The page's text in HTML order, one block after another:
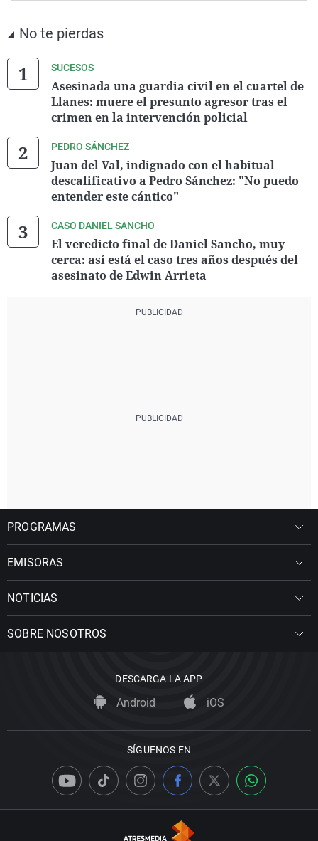
No te pierdas
SUCESOS
Asesinada una guardia civil en el cuartel de
Llanes: muere el presunto agresor tras el
crimen en la intervención policial
PEDRO SÁNCHEZ
Juan del Val, indignado con el habitual
descalificativo a Pedro Sánchez: "No puedo
entender este cántico"
CASO DANIEL SANCHO
El veredicto final de Daniel Sancho, muy
cerca: así está el caso tres años después del
asesinato de Edwin Arrieta
PROGRAMAS
EMISORAS
NOTICIAS
SOBRE NOSOTROS
DESCARGA LA APP
Android iOS
SÍGUENOS EN